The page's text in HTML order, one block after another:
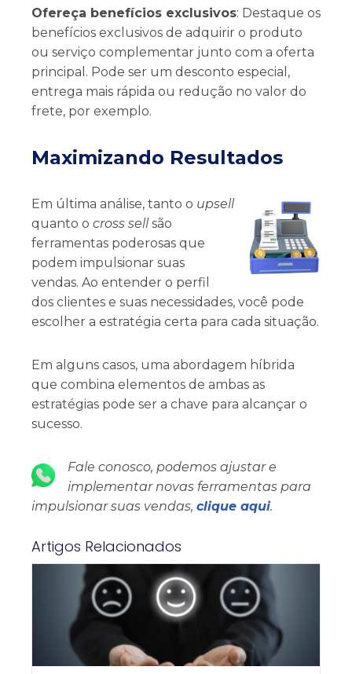
Ofereça benefícios exclusivos: Destaque os
benefícios exclusivos de adquirir o produto
ou serviço complementar junto com a oferta
principal. Pode ser um desconto especial,
entrega mais rápida ou redução no valor do
frete, por exemplo.
Maximizando Resultados
Em última análise, tanto o upsell
quanto o cross sellsão
ferramentas poderosas que
podem impulsionar suas
vendas. Ao entender o perfil
dos clientes e suas necessidades, você pode
escolher a estratégia certa para cada situação.
Em alguns casos, uma abordagem híbrida
que combina elementos de ambas as
estratégias pode ser a chave para alcançar o
sucesso.
Fale conosco, podemos ajustar e
implementar novas ferramentas para
impulsionar suas vendas, clique aqui.
Artigos Relacionados